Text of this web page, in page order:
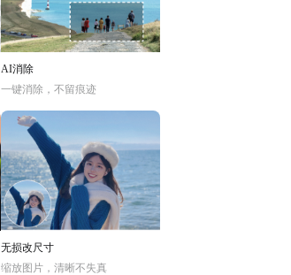
AI消除
一键消除，不留痕迹
无损改尺寸
缩放图片，清晰不失真